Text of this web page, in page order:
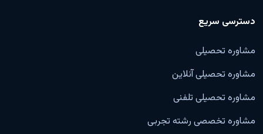
دسترسی سریع
مشاوره تحصیلی
مشاوره تحصیلی آنلاین
مشاوره تحصیلی تلفنی
مشاوره تخصصی رشته تجربی